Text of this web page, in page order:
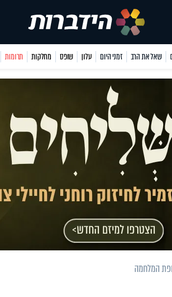
שאל את הרב זמני היום עלון שופס מחלקות תרומות
המלחמה